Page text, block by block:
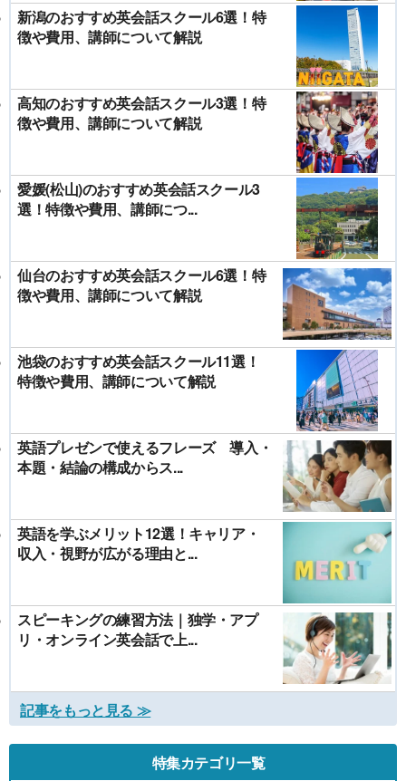
新潟のおすすめ英会話スクール6選！特
徴や費用、講師について解説
高知のおすすめ英会話スクール3選！特
徴や費用、講師について解説
愛媛(松山)のおすすめ英会話スクール3
選！特徴や費用、講師につ...
仙台のおすすめ英会話スクール6選！特
徴や費用、講師について解説
池袋のおすすめ英会話スクール11選！
特徴や費用、講師について解説
英語プレゼンで使えるフレーズ 導入・
本題・結論の構成からス...
英語を学ぶメリット12選！キャリア・
収入・視野が広がる理由と...
スピーキングの練習方法｜独学・アプ
リ・オンライン英会話で上...
記事をもっと見る ≫
特集カテゴリ一覧